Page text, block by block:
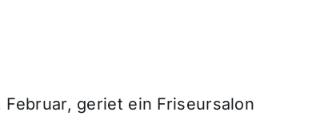
geriet ein Friseursalon